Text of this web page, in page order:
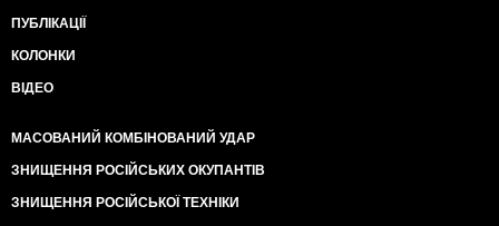
ПУБЛІКАЦІЇ
КОЛОНКИ
ВІДЕО
МАСОВАНИЙ КОМБІНОВАНИЙ УДАР
ЗНИЩЕННЯ РОСІЙСЬКИХ ОКУПАНТІВ
ЗНИЩЕННЯ РОСІЙСЬКОЇ ТЕХНІКИ